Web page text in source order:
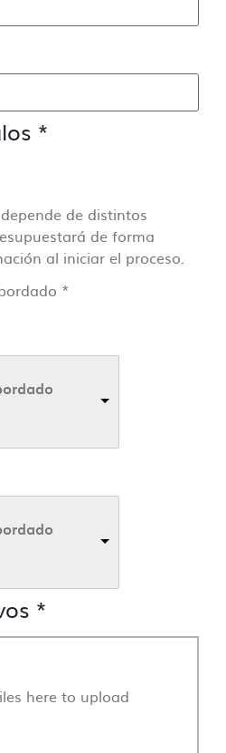
*
de distintos
de forma
al iniciar el proceso.
*
*
here to upload